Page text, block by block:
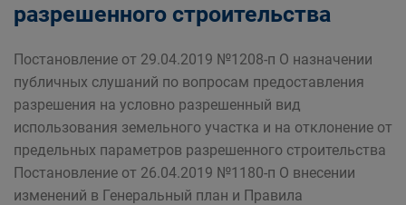
разрешенного строительства
Постановление от 29.04.2019 №1208-п О назначении
публичных слушаний по вопросам предоставления
разрешения на условно разрешенный вид
использования земельного участка и на отклонение от
предельных параметров разрешенного строительства
Постановление от 26.04.2019 №1180-п О внесении
изменений в Генеральный план и Правила